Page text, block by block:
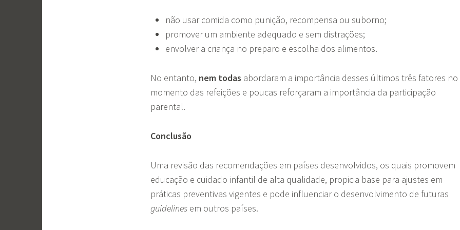
não usar comida como punição, recompensa ou suborno;
promover um ambiente adequado e sem distrações;
envolver a criança no preparo e escolha dos alimentos.
No entanto, nem todas abordaram a importância desses últimos três fatores no
momento das refeições e poucas reforçaram a importância da participação
parental.
Conclusão
Uma revisão das recomendações em países desenvolvidos, os quais promovem
educação e cuidado infantil de alta qualidade, propicia base para ajustes em
práticas preventivas vigentes e pode influenciar o desenvolvimento de futuras
guidelines em outros países.